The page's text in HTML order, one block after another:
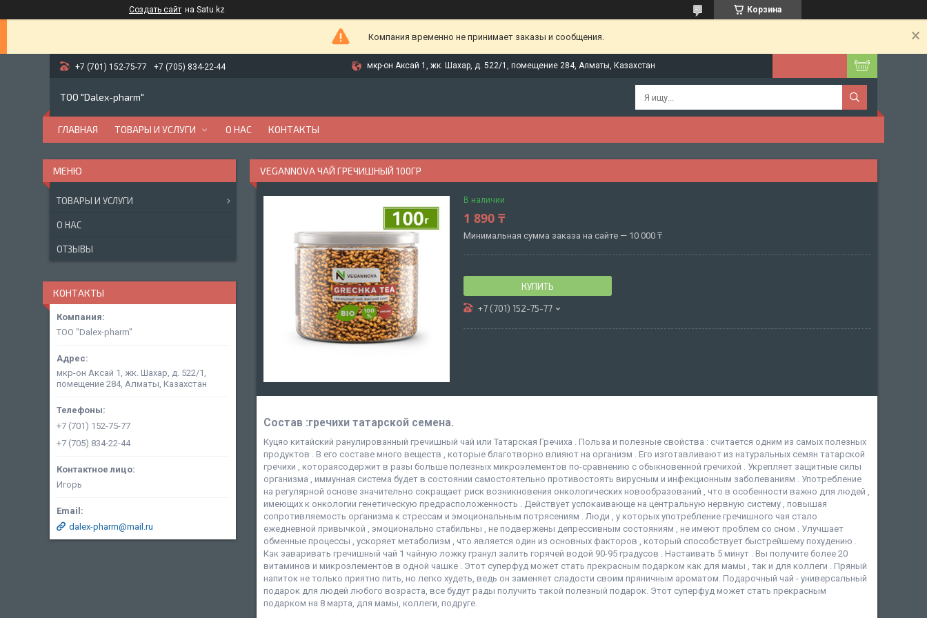
Создать сайт на Satu.kz Корзина
Компания временно не принимает заказы и сообщения.
+7 (701) 152-75-77 +7 (705) 834-22-44 мкр-он Аксай 1, жк. Шахар, д. 522/1, помещение 284, Алматы, Казахстан
ТОО "Dalex-pharm"
ГЛАВНАЯ ТОВАРЫ И УСЛУГИ О НАС КОНТАКТЫ
VEGANNOVA ЧАЙ ГРЕЧИШНЫЙ 100ГР
В наличии
1 890 ₸
Минимальная сумма заказа на сайте — 10 000 ₸
КУПИТЬ
+7 (701) 152-75-77
Состав :гречихи татарской семена.
Куцяо китайский ранулированный гречишный чай или Татарская Гречиха . Польза и полезные свойства : считается одним из самых полезных
продуктов . В его составе много веществ , которые благотворно влияют на организм . Его изготавливают из натуральных семян татарской
гречихи , котораясодержит в разы больше полезных микроэлементов по-сравнению с обыкновенной гречихой . Укрепляет защитные силы
организма , иммунная система будет в состоянии самостоятельно противостоять вирусным и инфекционным заболеваниям . Употребление
на регулярной основе значительно сокращает риск возникновения онкологических новообразований , что в особенности важно для людей ,
имеющих к онкологии генетическую предрасположенность . Действует успокаивающе на центральную нервную систему , повышая
сопротивляемость организма к стрессам и эмоциональным потрясениям . Люди , у которых употребление гречишного чая стало
ежедневной привычкой , эмоционально стабильны , не подвержены депрессивным состояниям , не имеют проблем со сном . Улучшает
обменные процессы , ускоряет метаболизм , что является один из основных факторов , который способствует быстрейшему похудению .
Как заваривать гречишный чай 1 чайную ложку гранул залить горячей водой 90-95 градусов . Настаивать 5 минут . Вы получите более 20
витаминов и микроэлементов в одной чашке . Этот суперфуд может стать прекрасным подарком как для мамы , так и для коллеги . Пряный
напиток не только приятно пить, но легко худеть, ведь он заменяет сладости своим пряничным ароматом. Подарочный чай - универсальный
подарок для людей любого возраста, все будут рады получить такой полезный подарок. Этот суперфуд может стать прекрасным
подарком на 8 марта, для мамы, коллеги, подруге.
ТОВАРЫ И УСЛУГИ
О НАС
ОТЗЫВЫ
КОНТАКТЫ
ТОО "Dalex-pharm"
мкр-он Аксай 1, жк. Шахар, д. 522/1,
помещение 284, Алматы, Казахстан
+7 (701) 152-75-77
+7 (705) 834-22-44
Игорь
dalex-pharm@mail.ru